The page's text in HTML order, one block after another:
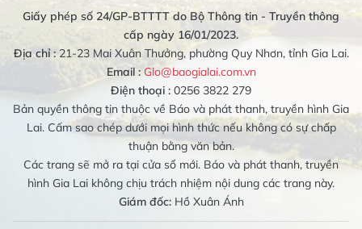
Giấy phép số 24/GP-BTTTT do Bộ Thông tin - Truyền thông
cấp ngày 16/01/2023.
Địa chỉ :21-23 Mai Xuân Thưởng, phường Quy Nhơn, tỉnh Gia Lai.
Email : Glo@baogialai.com.vn
Điện thoại : 0256 3822 279
Bản quyền thông tin thuộc về Báo và phát thanh, truyền hình Gia
Lai. Cấm sao chép dưới mọi hình thức nếu không có sự chấp
thuận bằng văn bản.
Các trang sẽ mở ra tại cửa sổ mới. Báo và phát thanh, truyền
hình Gia Lai không chịu trách nhiệm nội dung các trang này.
Giám đốc:Hồ Xuân Ánh